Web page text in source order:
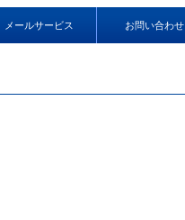
メールサービス お問い合わせ